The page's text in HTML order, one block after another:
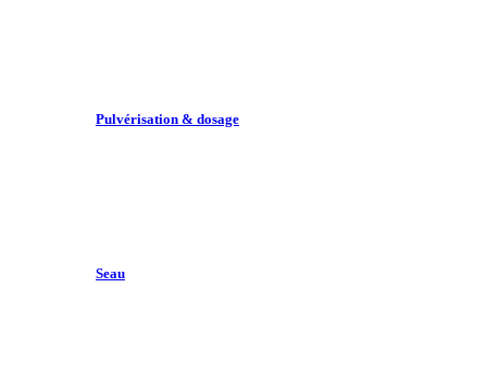
Pulvérisation & dosage
Seau